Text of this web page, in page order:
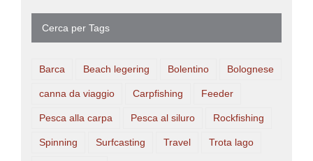
Cerca per Tags
Barca Beach legering Bolentino Bolognese
canna da viaggio Carpfishing Feeder
Pesca alla carpa Pesca al siluro Rockfishing
Spinning Surfcasting Travel Trota lago